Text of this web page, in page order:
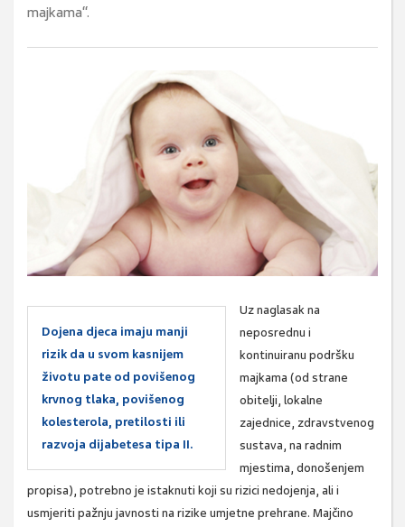
majkama“.
Dojena djeca imaju manji
rizik da u svom kasnijem
životu pate od povišenog
krvnog tlaka, povišenog
kolesterola, pretilosti ili
razvoja dijabetesa tipa II.
Uz naglasak na
neposrednu i
kontinuiranu podršku
majkama (od strane
obitelji, lokalne
zajednice, zdravstvenog
sustava, na radnim
mjestima, donošenjem
propisa), potrebno je istaknuti koji su rizici nedojenja, ali i
usmjeriti pažnju javnosti na rizike umjetne prehrane. Majčino